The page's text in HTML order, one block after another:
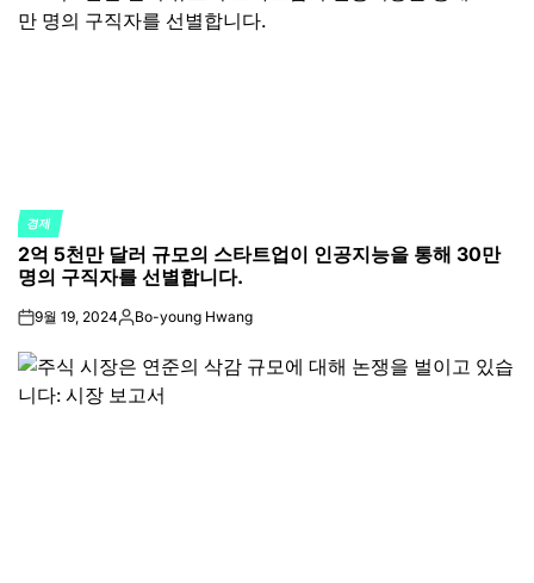
POSTED
IN
경제
2억 5천만 달러 규모의 스타트업이 인공지능을 통해 30만
명의 구직자를 선별합니다.
on9월 19, 2024Posted
Bo-young Hwang